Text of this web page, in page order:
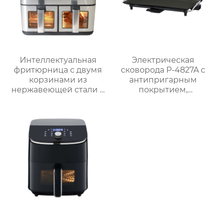
Интеллектуальная
фритюрница с двумя
корзинами из
нержавеющей стали и
Электрическая
сковорода P-4827A с
антипригарным
покрытием,